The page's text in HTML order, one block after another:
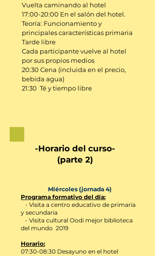
Vuelta caminando al hotel
17:00-20:00 En el salón del hotel.
Teoría: Funcionamiento y
principales características primaria
Tarde libre
Cada participante vuelve al hotel
por sus propios medios
20:30 Cena (incluida en el precio,
bebida agua)
21:30 Té y tiempo libre
-Horario del curso-
(parte 2)
Miércoles (jornada 4)
Programa formativo del día:
- Visita a centro educativo de primaria
y secundaria
- Visita cultural Oodi mejor biblioteca
del mundo 2019
Horario:
07:30-08:30 Desayuno en el hotel